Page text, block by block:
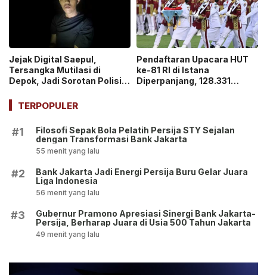
Jejak Digital Saepul,
Tersangka Mutilasi di
Depok, Jadi Sorotan Polisi
Pendaftaran Upacara HUT
ke-81 RI di Istana
Diperpanjang, 128.331
TERPOPULER
#1
Filosofi Sepak Bola Pelatih Persija STY Sejalan
dengan Transformasi Bank Jakarta
55 menit yang lalu
#2
Bank Jakarta Jadi Energi Persija Buru Gelar Juara
Liga Indonesia
56 menit yang lalu
#3
Gubernur Pramono Apresiasi Sinergi Bank Jakarta-
Persija, Berharap Juara di Usia 500 Tahun Jakarta
49 menit yang lalu